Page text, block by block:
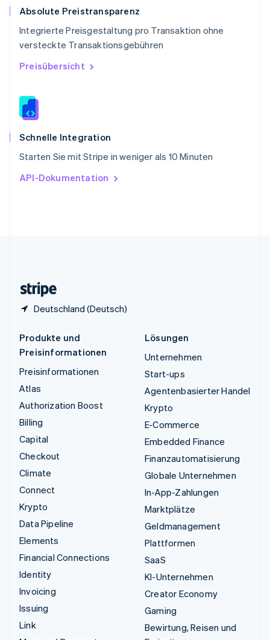
Absolute Preistransparenz
Integrierte Preisgestaltung pro Transaktion ohne
versteckte Transaktionsgebühren
Preisübersicht
Schnelle Integration
Starten Sie mit Stripe in weniger als 10 Minuten
API-Dokumentation
Deutschland (Deutsch)
Slowakei
Slowenien
EnglishItaliano
Sonderverwaltungsregion Hongkong,
Spanien
Thailand
ไทยEnglish
English
English
Produkte und
Preisinformationen
Preisinformationen
Atlas
Authorization Boost
Billing
Capital
Checkout
Climate
Connect
Krypto
Data Pipeline
Elements
Financial Connections
Identity
Invoicing
Issuing
Link
Lösungen
Unternehmen
Start-ups
Agentenbasierter Handel
Krypto
E-Commerce
Embedded Finance
Finanzautomatisierung
Globale Unternehmen
In-App-Zahlungen
Marktplätze
Geldmanagement
Plattformen
SaaS
KI-Unternehmen
Creator Economy
Gaming
Bewirtung, Reisen und